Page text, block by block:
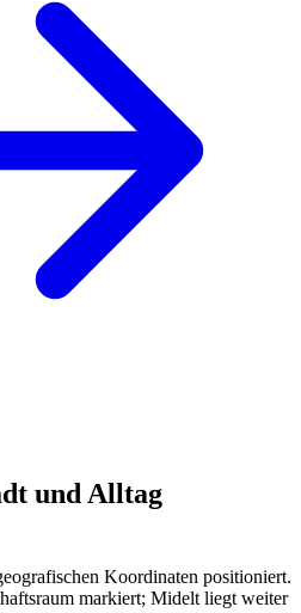
und Alltag
Koordinaten positioniert.
markiert; Midelt liegt weiter